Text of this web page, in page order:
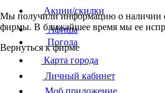
Мы получили информацию о наличии
фирмы. В ближайшее время мы ее
Вернуться к фирме
Акции/скидки
Афиша
Погода
Карта города
Личный кабинет
Моб.приложение